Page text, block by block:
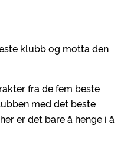
klubb og motta den
fra de fem beste
med det beste
er det bare å henge i å